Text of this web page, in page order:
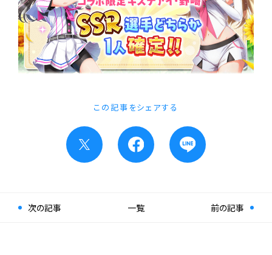
この記事をシェアする
次の記事 前の記事
一覧